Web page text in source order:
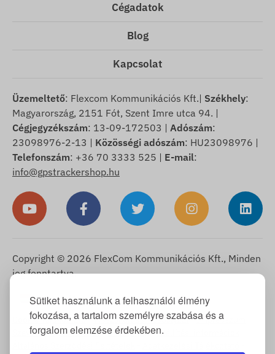
Sütiket használunk a felhasználói élmény
fokozása, a tartalom személyre szabása és a
forgalom elemzése érdekében.
Cégadatok
Blog
Kapcsolat
Üzemeltető: Flexcom Kommunikációs Kft.| Székhely:
Magyarország, 2151 Fót, Szent Imre utca 94. |
Cégjegyzékszám: 13-09-172503 | Adószám:
23098976-2-13 | Közösségi adószám: HU23098976 |
Telefonszám: +36 70 3333 525 | E-mail:
info@gpstrackershop.hu
Copyright © 2026 FlexCom Kommunikációs Kft., Minden
jog fenntartva.
Magyar ▼
Cookie Tájékoztató-Visszaküldési szabályzat-Impresszum
Szavatosság és jótállás-Elállási jog-Szállítási információk